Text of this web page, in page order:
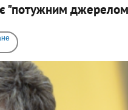
"потужним джерелом